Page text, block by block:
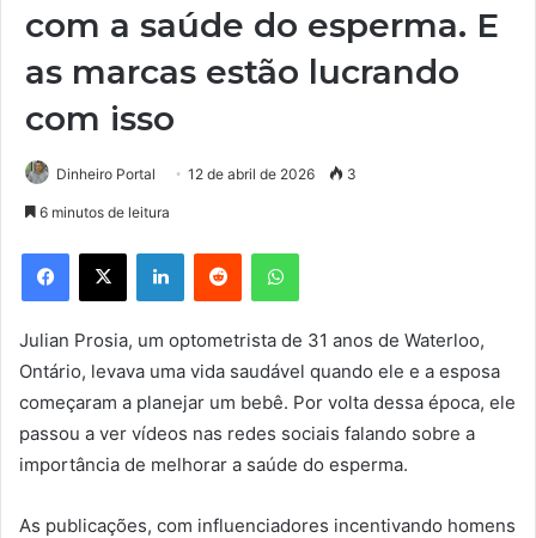
com a saúde do esperma. E
as marcas estão lucrando
com isso
Dinheiro Portal 12 de abril de 2026 3
6 minutos de leitura
Facebook
X LinkedinReddit WhatsApp
Julian Prosia, um optometrista de 31 anos de Waterloo,
Ontário, levava uma vida saudável quando ele e a esposa
começaram a planejar um bebê. Por volta dessa época, ele
passou a ver vídeos nas redes sociais falando sobre a
importância de melhorar a saúde do esperma.
As publicações, com influenciadores incentivando homens